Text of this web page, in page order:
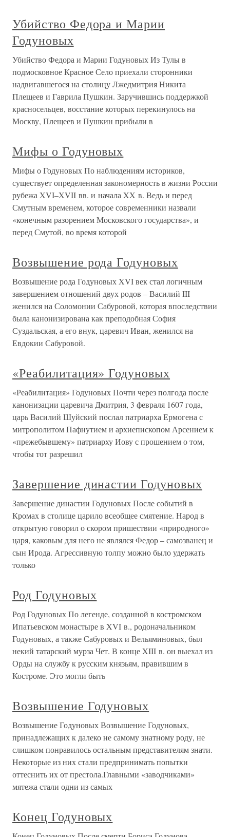
Убийство Федора и Марии
Годуновых
Убийство Федора и Марии Годуновых Из Тулы в
подмосковное Красное Село приехали сторонники
надвигавшегося на столицу Лжедмитрия Никита
Плещеев и Гаврила Пушкин. Заручившись поддержкой
красносельцев, восстание которых перекинулось на
Москву, Плещеев и Пушкин прибыли в
Мифы о Годуновых
Мифы о Годуновых По наблюдениям историков,
существует определенная закономерность в жизни России
рубежа XVI–XVII вв. и начала XX в. Ведь и перед
Смутным временем, которое современники назвали
«конечным разорением Московского государства», и
перед Смутой, во время которой
Возвышение рода Годуновых
Возвышение рода Годуновых XVI век стал логичным
завершением отношений двух родов – Василий III
женился на Соломонии Сабуровой, которая впоследствии
была канонизирована как преподобная София
Суздальская, а его внук, царевич Иван, женился на
Евдокии Сабуровой.
«Реабилитация» Годуновых
«Реабилитация» Годуновых Почти через полгода после
канонизации царевича Дмитрия, 3 февраля 1607 года,
царь Василий Шуйский послал патриарха Ермогена с
митрополитом Пафнутием и архиепископом Арсением к
«прежебывшему» патриарху Иову с прошением о том,
чтобы тот разрешил
Завершение династии Годуновых
Завершение династии Годуновых После событий в
Кромах в столице царило всеобщее смятение. Народ в
открытую говорил о скором пришествии «природного»
царя, каковым для него не являлся Федор – самозванец и
сын Ирода. Агрессивную толпу можно было удержать
только
Род Годуновых
Род Годуновых По легенде, созданной в костромском
Ипатьевском монастыре в XVI в., родоначальником
Годуновых, а также Сабуровых и Вельяминовых, был
некий татарский мурза Чет. В конце XIII в. он выехал из
Орды на службу к русским князьям, правившим в
Костроме. Это могли быть
Возвышение Годуновых
Возвышение Годуновых Возвышение Годуновых,
принадлежащих к далеко не самому знатному роду, не
слишком понравилось остальным представителям знати.
Некоторые из них стали предпринимать попытки
оттеснить их от престола.Главными «заводчиками»
мятежа стали одни из самых
Конец Годуновых